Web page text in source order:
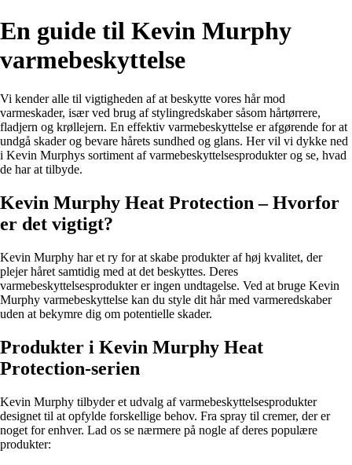
En guide til Kevin Murphy
varmebeskyttelse
Vi kender alle til vigtigheden af at beskytte vores hår mod
varmeskader, især ved brug af stylingredskaber såsom hårtørrere,
fladjern og krøllejern. En effektiv varmebeskyttelse er afgørende for at
undgå skader og bevare hårets sundhed og glans. Her vil vi dykke ned
i Kevin Murphys sortiment af varmebeskyttelsesprodukter og se, hvad
de har at tilbyde.
Kevin Murphy Heat Protection – Hvorfor
er det vigtigt?
Kevin Murphy har et ry for at skabe produkter af høj kvalitet, der
plejer håret samtidig med at det beskyttes. Deres
varmebeskyttelsesprodukter er ingen undtagelse. Ved at bruge Kevin
Murphy varmebeskyttelse kan du style dit hår med varmeredskaber
uden at bekymre dig om potentielle skader.
Produkter i Kevin Murphy Heat
Protection-serien
Kevin Murphy tilbyder et udvalg af varmebeskyttelsesprodukter
designet til at opfylde forskellige behov. Fra spray til cremer, der er
noget for enhver. Lad os se nærmere på nogle af deres populære
produkter: